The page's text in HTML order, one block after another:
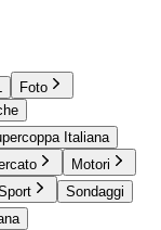
Foto
Italiana
Motori
Sondaggi